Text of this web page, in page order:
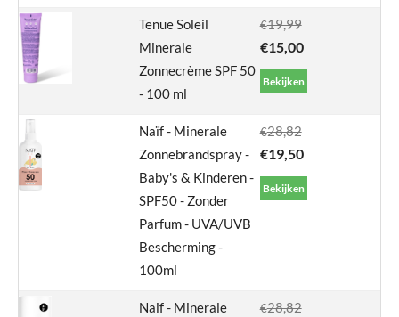
Tenue Soleil
Minerale
Zonnecrème SPF 50
- 100 ml
€19,99
€15,00
Bekijken
Naïf - Minerale
Zonnebrandspray -
Baby's & Kinderen -
SPF50 - Zonder
Parfum - UVA/UVB
Bescherming -
100ml
€28,82
€19,50
Bekijken
Naif - Minerale
€28,82